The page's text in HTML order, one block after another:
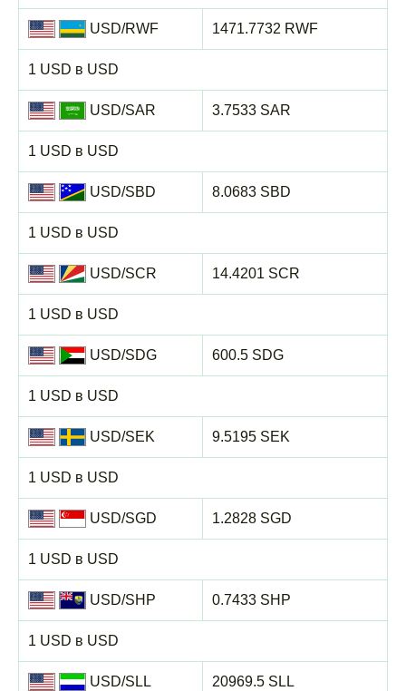
USD/RWF
1 USD в USD
1471.7732 RWF
USD/SAR
1 USD в USD
3.7533 SAR
USD/SBD
1 USD в USD
8.0683 SBD
USD/SCR
1 USD в USD
14.4201 SCR
USD/SDG
1 USD в USD
600.5 SDG
USD/SEK
1 USD в USD
9.5195 SEK
USD/SGD
1 USD в USD
1.2828 SGD
USD/SHP
1 USD в USD
0.7433 SHP
USD/SLL 20969.5 SLL